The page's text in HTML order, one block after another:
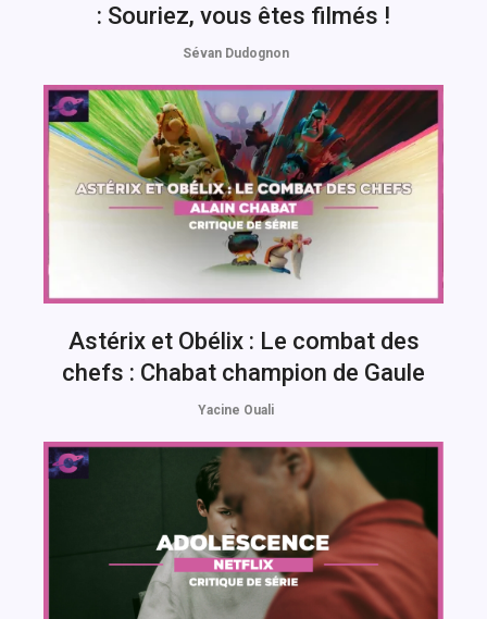
: Souriez, vous êtes filmés !
Sévan Dudognon
Astérix et Obélix : Le combat des
chefs : Chabat champion de Gaule
Yacine Ouali